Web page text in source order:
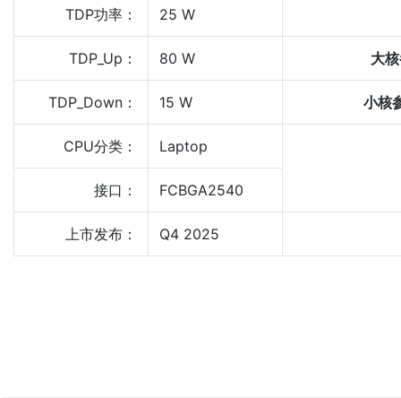
TDP功率： 25 W
TDP_Up： 80 W 大
TDP_Down： 15 W 小核
CPU分类： Laptop
接口： FCBGA2540
上市发布： Q4 2025